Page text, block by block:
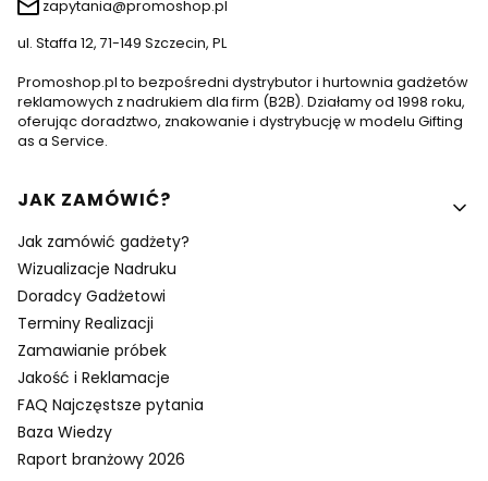
zapytania@promoshop.pl
ul. Staffa 12, 71-149 Szczecin, PL
Promoshop.pl to bezpośredni dystrybutor i hurtownia gadżetów
reklamowych z nadrukiem dla firm (B2B). Działamy od 1998 roku,
oferując doradztwo, znakowanie i dystrybucję w modelu Gifting
as a Service.
Linki w stopce
JAK ZAMÓWIĆ?
Jak zamówić gadżety?
Wizualizacje Nadruku
Doradcy Gadżetowi
Terminy Realizacji
Zamawianie próbek
Jakość i Reklamacje
FAQ Najczęstsze pytania
Baza Wiedzy
Raport branżowy 2026